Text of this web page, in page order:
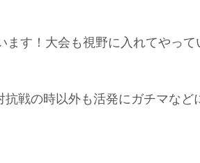
す！大会も視野に入れてやっ
戦の時以外も活発にガチマなど